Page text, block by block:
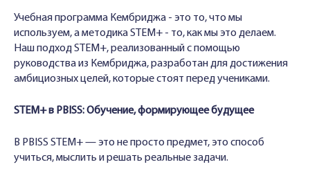
Учебная программа Кембриджа - это то, что мы
используем, а методика STEM+ - то, как мы это делаем.
Наш подход STEM+, реализованный с помощью
руководства из Кембриджа, разработан для достижения
амбициозных целей, которые стоят перед учениками.
STEM+ в PBISS: Обучение, формирующее будущее
В PBISS STEM+ — это не просто предмет, это способ
учиться, мыслить и решать реальные задачи.